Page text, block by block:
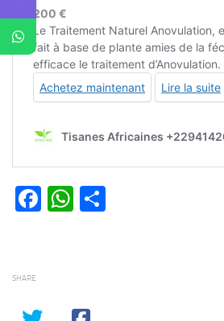
Facebook
WhatsApp
SHARE